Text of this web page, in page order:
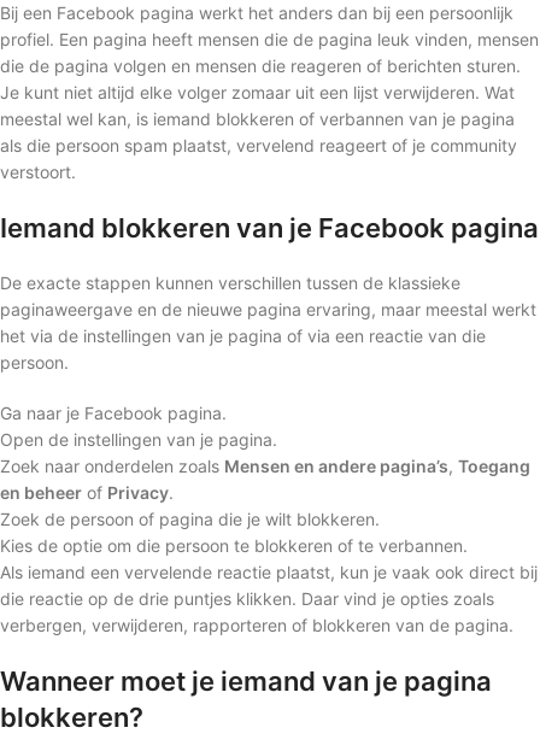
Bij een Facebook pagina werkt het anders dan bij een persoonlijk
profiel. Een pagina heeft mensen die de pagina leuk vinden, mensen
die de pagina volgen en mensen die reageren of berichten sturen.
Je kunt niet altijd elke volger zomaar uit een lijst verwijderen. Wat
meestal wel kan, is iemand blokkeren of verbannen van je pagina
als die persoon spam plaatst, vervelend reageert of je community
verstoort.
Iemand blokkeren van je Facebook pagina
De exacte stappen kunnen verschillen tussen de klassieke
paginaweergave en de nieuwe pagina ervaring, maar meestal werkt
het via de instellingen van je pagina of via een reactie van die
persoon.
Ga naar je Facebook pagina.
Open de instellingen van je pagina.
Zoek naar onderdelen zoals Mensen en andere pagina’s, Toegang
en beheer of Privacy.
Zoek de persoon of pagina die je wilt blokkeren.
Kies de optie om die persoon te blokkeren of te verbannen.
Als iemand een vervelende reactie plaatst, kun je vaak ook direct bij
die reactie op de drie puntjes klikken. Daar vind je opties zoals
verbergen, verwijderen, rapporteren of blokkeren van de pagina.
Wanneer moet je iemand van je pagina
blokkeren?